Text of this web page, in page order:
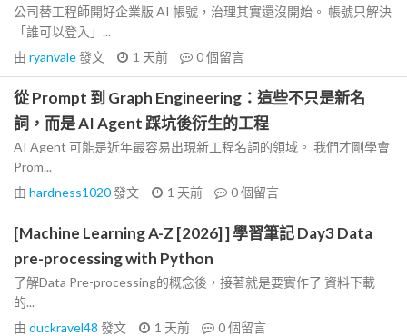
公司替工程師開好企業版 AI 帳號，治理其實還沒開始。 帳號只解決
「誰可以登入」...
由 ryanvale發文 1 天前 0個留言
從 Prompt 到 Graph Engineering：這些不只是新名
詞，而是 AI Agent 踩坑後衍生的工程
AI Agent 可能是近年最容易出現新工程名詞的領域。 我們才剛學會
Prom...
由 hardness1020發文 1 天前 0個留言
[Machine Learning A-Z [2026] ] 學習筆記 Day3 Data
pre-processing with Python
了解Data Pre-processing的概念後，接著就是要實作了 資料下載
的...
由 duckravel48 發文 1 天前 0個留言